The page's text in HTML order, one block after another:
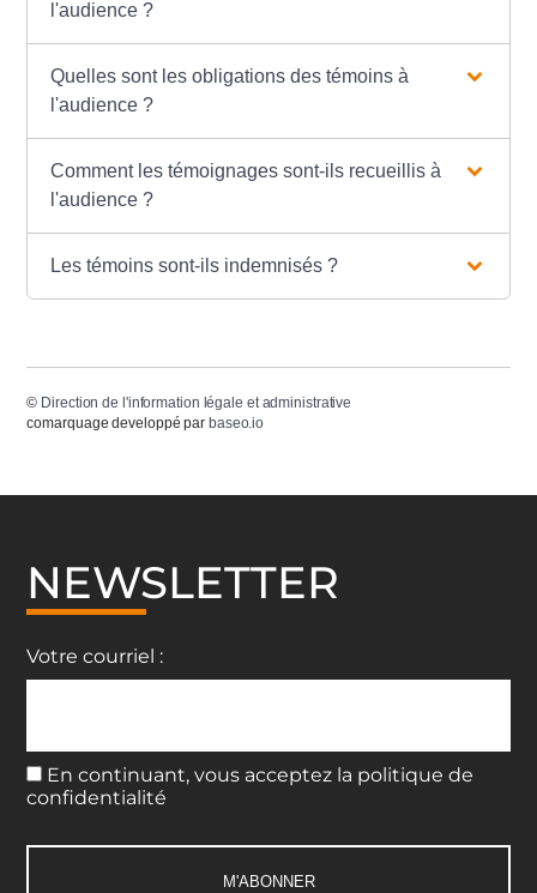
l'audience ?
Quelles sont les obligations des témoins à
l'audience ?
Comment les témoignages sont-ils recueillis à
l'audience ?
Les témoins sont-ils indemnisés ?
© Direction de l'information légale et administrative
comarquage developpé par baseo.io
NEWSLETTER
Votre courriel :
En continuant, vous acceptez la politique de
confidentialité